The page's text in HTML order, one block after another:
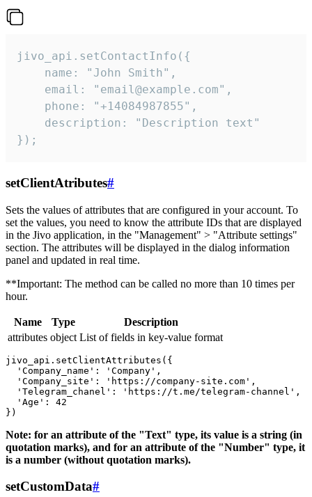
jivo_api.setContactInfo({
    name: "John Smith",
    email: "email@example.com",
    phone: "+14084987855",
    description: "Description text"
});
setClientAtributes#
Sets the values ​​of attributes that are configured in your account. To
set the values, you need to know the attribute IDs that are displayed
in the Jivo application, in the "Management" > "Attribute settings"
section. The attributes will be displayed in the dialog information
panel and updated in real time.
**Important: The method can be called no more than 10 times per
hour.
Name Type
Description
attributes object List of fields in key-value format
jivo_api.setClientAttributes({
  'Company_name': 'Company',
  'Company_site': 'https://company-site.com',
  'Telegram_chanel': 'https://t.me/telegram-channel',
  'Age': 42
Note: for an attribute of the "Text" type, its value is a string (in
quotation marks), and for an attribute of the "Number" type, it
is a number (without quotation marks).
setCustomData#